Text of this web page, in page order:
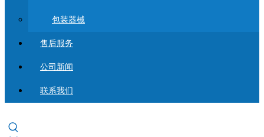
包装器械
售后服务
公司新闻
联系我们